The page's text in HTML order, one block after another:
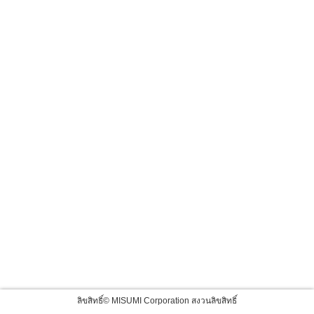
ลิขสิทธิ์© MISUMI Corporation สงวนลิขสิทธิ์